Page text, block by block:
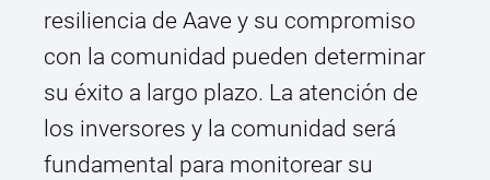
resiliencia de Aave y su compromiso
con la comunidad pueden determinar
su éxito a largo plazo. La atención de
los inversores y la comunidad será
fundamental para monitorear su